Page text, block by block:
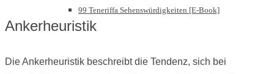
99 Teneriffa Sehenswürdigkeiten [E-Book]
Ankerheuristik
Die Ankerheuristik beschreibt die Tendenz, sich bei